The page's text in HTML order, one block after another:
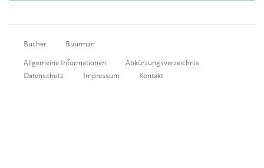
Bücher Buurman
Allgemeine Informationen
Abkürzungsverzeichnis
Datenschutz
Impressum Kontakt